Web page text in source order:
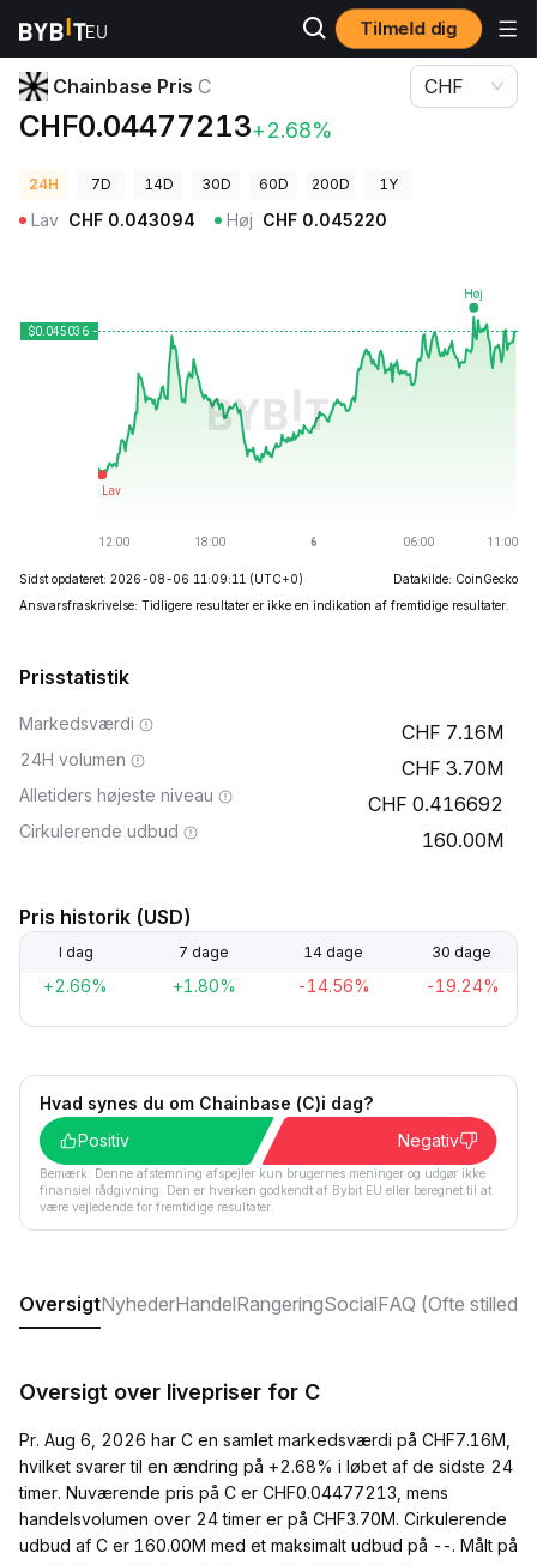
Tilmeld dig
Kryptopriser
Chainbase Pris C
CHF0.04477213+2.68%
CHF
24H 7D 14D 30D 60D 200D 1Y
Lav CHF 0.043094 Høj CHF 0.045220
Sidst opdateret: 2026-08-06 11:09:11 (UTC+0)
Datakilde: CoinGecko
Ansvarsfraskrivelse: Tidligere resultater er ikke en indikation af fremtidige resultater.
Prisstatistik
Markedsværdi 7.16M
24H volumen 3.70M
Alletiders højeste niveau 0.416692
Cirkulerende udbud 160.00M
Pris historik (USD)
I dag 7 dage 14 dage 30 dage
+2.66% +1.80% -14.56% -19.24%
Hvad synes du om Chainbase (C)i dag?
Positiv
Negativ
Bemærk: Denne afstemning afspejler kun brugernes meninger og udgør ikke
finansiel rådgivning. Den er hverken godkendt af Bybit EU eller beregnet til at
være vejledende for fremtidige resultater.
OversigtNyhederHandelRangeringSocialFAQ (Ofte stillede
Oversigt over livepriser for C
Pr. Aug 6, 2026 har C en samlet markedsværdi på CHF7.16M,
hvilket svarer til en ændring på +2.68% i løbet af de sidste 24
timer. Nuværende pris på C er CHF0.04477213, mens
handelsvolumen over 24 timer er på CHF3.70M. Cirkulerende
udbud af C er 160.00M med et maksimalt udbud på --. Målt på